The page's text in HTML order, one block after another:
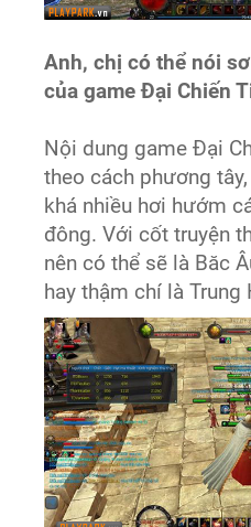
Anh, chị có thể nói
của game Đại Chiến
Nội dung game Đại
theo cách phương
khá nhiều hơi hướm
đông. Với cốt truyện
nên có thể sẽ là Băc
hay thậm chí là Trung